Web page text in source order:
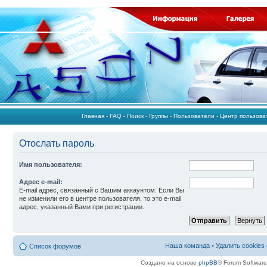
Главная - FAQ - Поиск - Группы - Пользователи - Центр
Отослать пароль
Имя пользователя:
Адрес e-mail:
E-mail адрес, связанный с Вашим аккаунтом. Если Вы
не изменили его в центре пользователя, то это e-mail
адрес, указанный Вами при регистрации.
Список форумов Наша команда • Удалить
Создано на основе phpBB® Forum